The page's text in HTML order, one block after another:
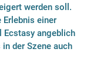
werden soll.
Erlebnis einer
Ecstasy angeblich
der Szene auch